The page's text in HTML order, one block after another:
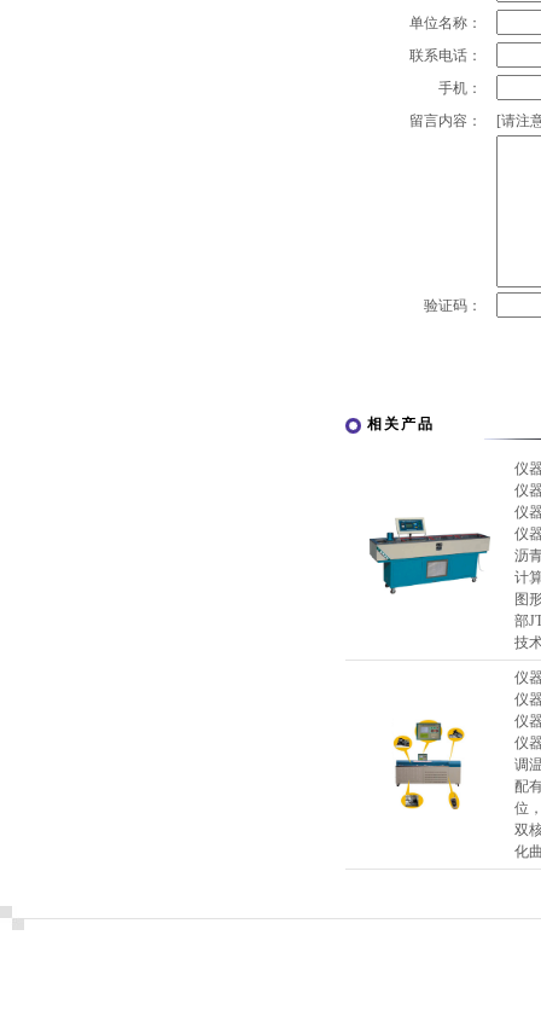
单位名称：
联系电话：
手机：
留言内容：
[请注
验证码：
相关产品
仪
仪
仪
仪
沥
计
图
部
技
仪
仪
仪
仪
调
配
位
双
化